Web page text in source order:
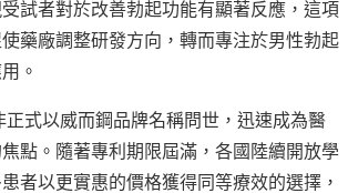
試者對於改善勃起功能有顯著反應，這項
使藥廠調整研發方向，轉而專注於男性勃起
。
正式以威而鋼品牌名稱問世，迅速成為醫
點。隨著專利期限屆滿，各國陸續開放學
者以更實惠的價格獲得同等療效的選擇，